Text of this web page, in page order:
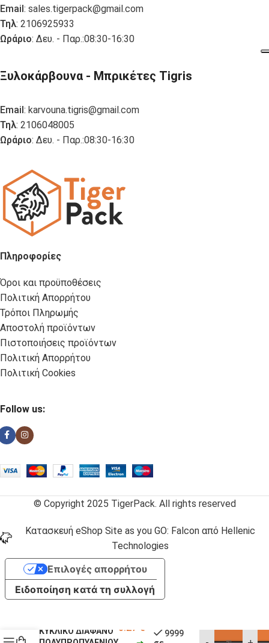
Email: sales.tigerpack@gmail.com
Τηλ: 2106925933
Ωράριο: Δευ. - Παρ.:08:30-16:30
Ξυλοκάρβουνα - Μπρικέτες Tigris
Email: karvouna.tigris@gmail.com
Τηλ: 2106048005
Ωράριο: Δευ. - Παρ.:08:30-16:30
Πληροφορίες
Όροι και προϋποθέσεις
Πολιτική Απορρήτου
Τρόποι Πληρωμής
Αποστολή προϊόντων
Πιστοποιήσεις προϊόντων
Πολιτική Απορρήτου
Πολιτική Cookies
Follow us:
© Copyright 2025 TigerPack. All rights reserved
Κατασκευή eShop Site as you GO: Falcon από Hellenic
Technologies
ΚΥΚΛΙΚΟ ΔΙΑΦΑΝΟ
0.27 €
9999
Ειδοποίηση κατά τη συλλογή
Επιλογές απορρήτου